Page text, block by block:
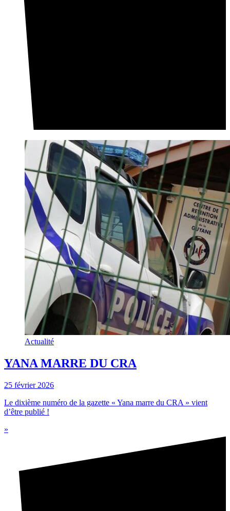
Actualité
YANA MARRE DU CRA
25 février 2026
Le dixième numéro de la gazette « Yana marre du CRA » vient
d’être publié !
»